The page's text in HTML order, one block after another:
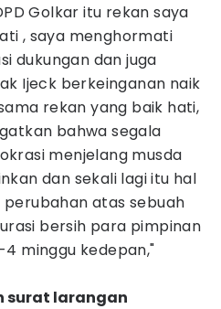
Golkar itu rekan saya
, saya menghormati
dukungan dan juga
Ijeck berkeinganan naik
rekan yang baik hati,
bahwa segala
menjelang musda
dan sekali lagi itu hal
atas sebuah
bersih para pimpinan
minggu kedepan,"
surat larangan